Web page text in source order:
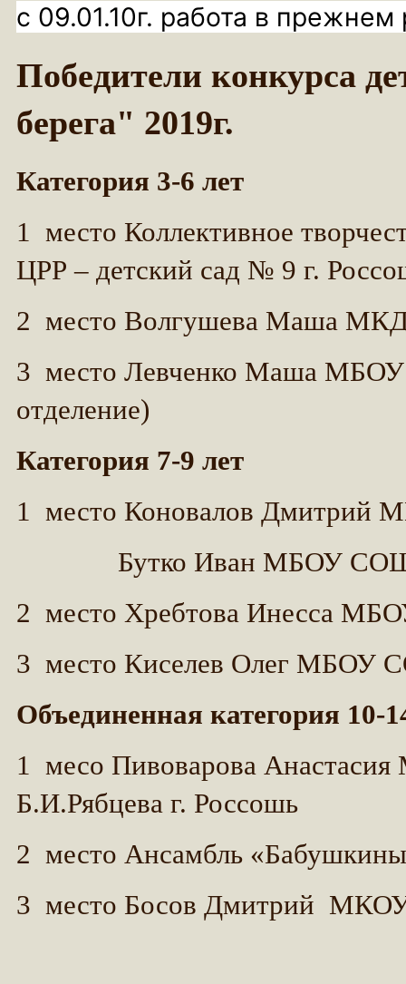
с 09.01.10г. работа в
Победители конкурса
берега" 2019г.
Категория 3-6 лет
1 место Коллективное
ЦРР – детский сад № 9 г.
2 место Волгушева Маша
3 место Левченко Маша
отделение)
Категория 7-9 лет
1 место Коновалов Дмитрий
Бутко Иван МБОУ СОШ
2 место Хребтова Инесса
3 место Киселев Олег МБОУ
Объединенная категория 10-
1 месо Пивоварова
Б.И.Рябцева г. Россошь
2 место Ансамбль
3 место Босов Дмитрий